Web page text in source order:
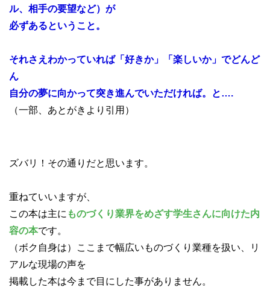
ル、相手の要望など）が
必ずあるということ。
それさえわかっていれば「好きか」「楽しいか」でどんど
ん
自分の夢に向かって突き進んでいただければ。と….
（一部、あとがきより引用）
ズバリ！その通りだと思います。
重ねていいますが、
この本は主に ものづくり業界をめざす学生さんに向けた内
容の本です。
（ボク自身は）ここまで幅広いものづくり業種を扱い、リ
アルな現場の声を
掲載した本は今まで目にした事がありません。